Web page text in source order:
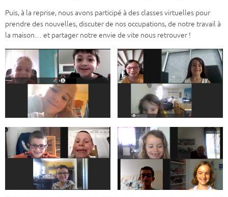
Puis, à la reprise, nous avons participé à des classes virtuelles pour
prendre des nouvelles, discuter de nos occupations, de notre travail à
la maison… et partager notre envie de vite nous retrouver !